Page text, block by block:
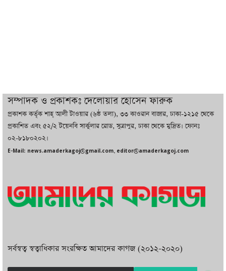
দুবাইয়ে বেনজীরের জামিন বাতিল করতে ল
ফার্ম নিয়োগ করেছে সরকার
করা হবে : পররাষ্ট্র প্রতিমন্ত্রী
সম্পাদক ও প্রকাশকঃ দেলোয়ার হোসেন ফারুক
প্রকাশক কর্তৃক শাহ্ আলী টাওয়ার (৬ষ্ঠ তলা), ৩৩ কাওরান বাজার, ঢাকা-১২১৫ থেকে
প্রকাশিত এবং ৫২/২ টয়েনবি সার্কুলার রোড, সুত্রাপুর, ঢাকা থেকে মুদ্রিত। ফোনঃ
০২-৮১৮০২০২।
E-Mail: news.amaderkagoj@gmail.com, editor@amaderkagoj.com
সর্বস্বত্ব স্বত্বাধিকার সংরক্ষিত আমাদের কাগজ (২০১২-২০২০)